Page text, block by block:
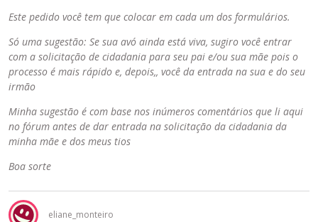
Este pedido você tem que colocar em cada um dos formulários.
Só uma sugestão: Se sua avó ainda está viva, sugiro você entrar
com a solicitação de cidadania para seu pai e/ou sua mãe pois o
processo é mais rápido e, depois,, você da entrada na sua e do seu
irmão
Minha sugestão é com base nos inúmeros comentários que li aqui
no fórum antes de dar entrada na solicitação da cidadania da
minha mãe e dos meus tios
Boa sorte
eliane_monteiro